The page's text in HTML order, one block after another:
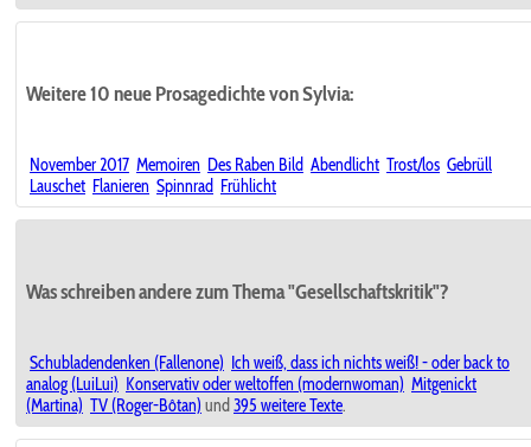
Weitere 10 neue Prosagedichte von Sylvia:
November 2017 Memoiren Des Raben Bild Abendlicht Trost/los Gebrüll
Lauschet Flanieren Spinnrad Frühlicht
Was schreiben andere zum Thema "Gesellschaftskritik"?
Schubladendenken (Fallenone) Ich weiß, dass ich nichts weiß! - oder back to
analog (LuiLui) Konservativ oder weltoffen (modernwoman) Mitgenickt
(Martina) TV (Roger-Bôtan) und 395 weitere Texte.